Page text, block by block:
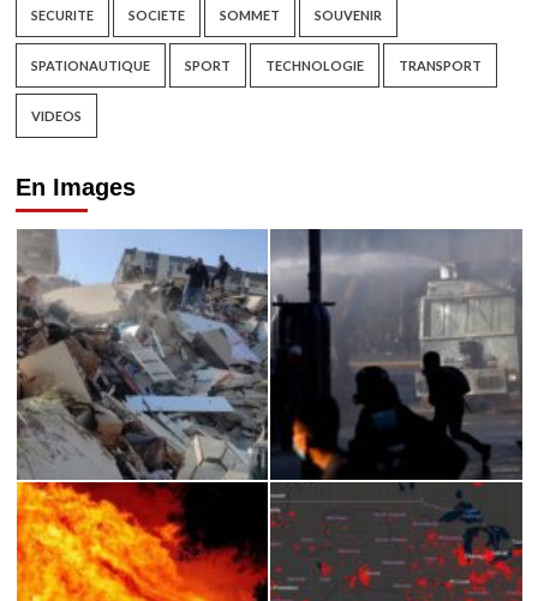
SECURITE SOCIETE SOMMET SOUVENIR
SPATIONAUTIQUE SPORT TECHNOLOGIE TRANSPORT
VIDEOS
En Images